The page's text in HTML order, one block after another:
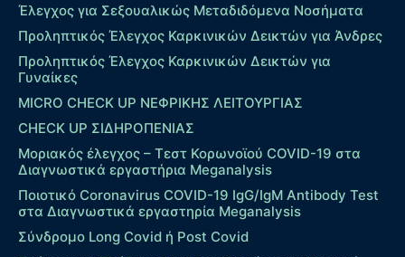
Έλεγχος για Σεξουαλικώς Μεταδιδόμενα Νοσήματα
Προληπτικός Έλεγχος Καρκινικών Δεικτών για Άνδρες
Προληπτικός Έλεγχος Καρκινικών Δεικτών για
Γυναίκες
MICRO CHECK UP ΝΕΦΡΙΚΗΣ ΛΕΙΤΟΥΡΓΙΑΣ
CHECK UP ΣΙΔΗΡΟΠΕΝΙΑΣ
Μοριακός έλεγχος – Τεστ Κορωνοϊού COVID-19 στα
Διαγνωστικά εργαστήρια Meganalysis
Ποιοτικό Coronavirus COVID-19 IgG/IgM Antibody Test
στα Διαγνωστικά εργαστηρία Meganalysis
Σύνδρομο Long Covid ή Post Covid